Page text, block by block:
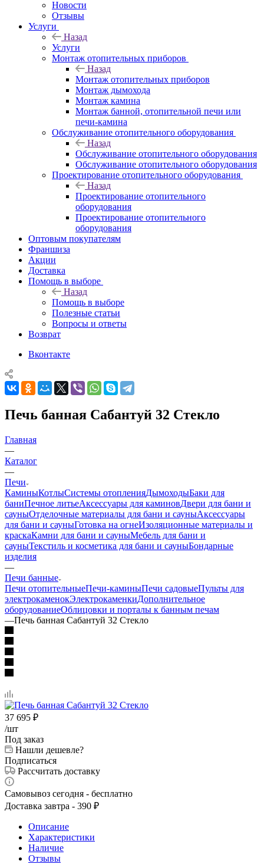
Новости
Отзывы
Услуги
Назад
Услуги
Монтаж отопительных приборов
Назад
Монтаж отопительных приборов
Монтаж дымохода
Монтаж камина
Монтаж банной, отопительной печи или
печи-камина
Обслуживание отопительного оборудования
Назад
Обслуживание отопительного оборудования
Обслуживание отопительного оборудования
Проектирование отопительного оборудования
Назад
Проектирование отопительного
оборудования
Проектирование отопительного
оборудования
Оптовым покупателям
Франшиза
Акции
Доставка
Помощь в выборе
Назад
Помощь в выборе
Полезные статьи
Вопросы и ответы
Возврат
Вконтакте
Печь банная Сабантуй 32 Стекло
Главная
—
Каталог
—
Печи
КаминыКотлыСистемы отопленияДымоходыБаки для
баниПечное литьеАксессуары для каминовДвери для бани и
сауныОтделочные материалы для бани и сауныАксессуары
для бани и сауныГотовка на огнеИзоляционные материалы и
краскаКамни для бани и сауныМебель для бани и
сауныТекстиль и косметика для бани и сауныБондарные
изделия
—
Печи банные
Печи отопительныеПечи-каминыПечи садовыеПульты для
электрокаменокЭлектрокаменкиДополнительное
оборудованиеОблицовки и порталы к банным печам
—Печь банная Сабантуй 32 Стекло
37 695 ₽
/шт
Под заказ
Нашли дешевле?
Подписаться
Рассчитать доставку
Самовывоз сегодня - бесплатно
Доставка завтра - 390 ₽
Описание
Характеристики
Наличие
Отзывы